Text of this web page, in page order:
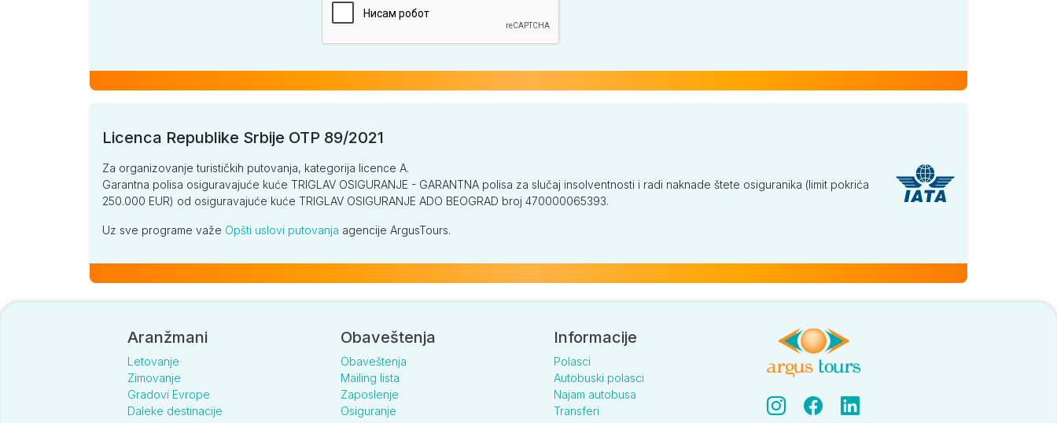
Licenca Republike Srbije OTP 89/2021
Za organizovanje turističkih putovanja, kategorija licence A.
Garantna polisa osiguravajuće kuće TRIGLAV OSIGURANJE - GARANTNA polisa za slučaj insolventnosti i radi naknade štete osiguranika (limit pokrića
250.000 EUR) od osiguravajuće kuće TRIGLAV OSIGURANJE ADO BEOGRAD broj 470000065393.
Uz sve programe važe Opšti uslovi putovanja agencije ArgusTours.
Aranžmani
Letovanje
Zimovanje
Gradovi Evrope
Daleke destinacije
Obaveštenja
Obaveštenja
Mailing lista
Zaposlenje
Osiguranje
Informacije
Polasci
Autobuski polasci
Najam autobusa
Transferi